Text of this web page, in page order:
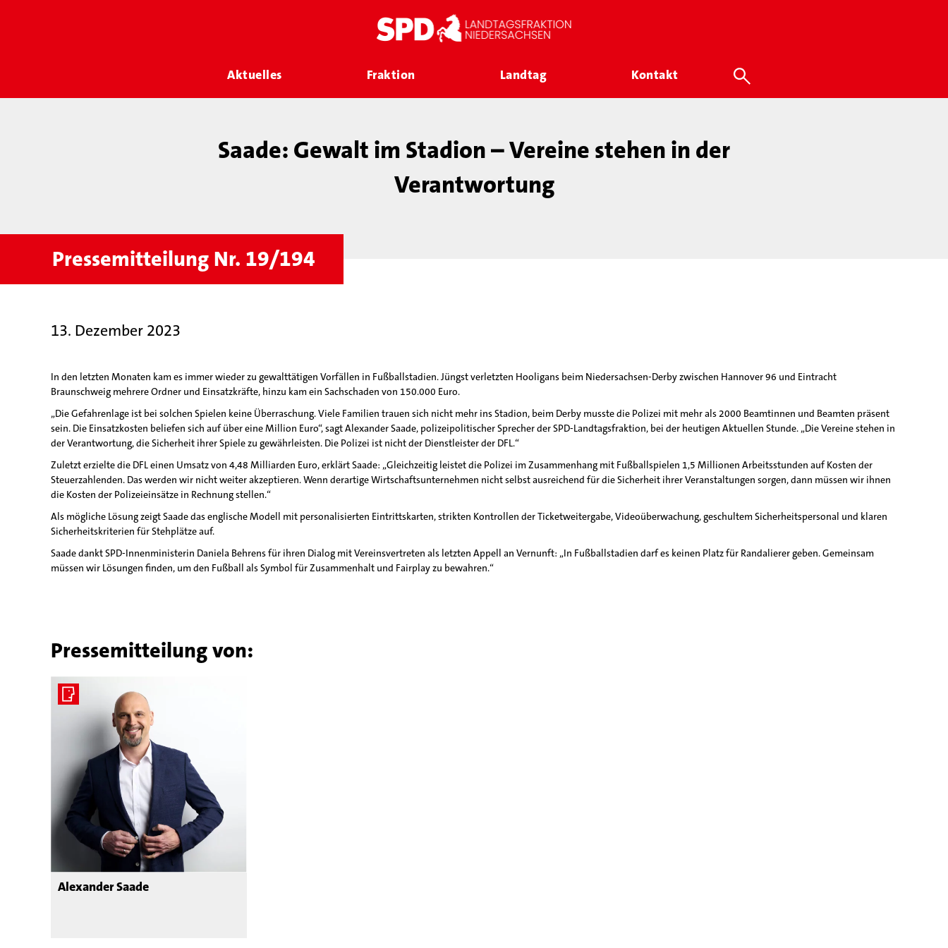
Aktuelles Fraktion Landtag Kontakt
Saade: Gewalt im Stadion – Vereine stehen in der
Verantwortung
Pressemitteilung Nr. 19/194
13. Dezember 2023
In den letzten Monaten kam es immer wieder zu gewalttätigen Vorfällen in Fußballstadien. Jüngst verletzten Hooligans beim Niedersachsen-Derby zwischen Hannover 96 und Eintracht
Braunschweig mehrere Ordner und Einsatzkräfte, hinzu kam ein Sachschaden von 150.000 Euro.
„Die Gefahrenlage ist bei solchen Spielen keine Überraschung. Viele Familien trauen sich nicht mehr ins Stadion, beim Derby musste die Polizei mit mehr als 2000 Beamtinnen und Beamten präsent
sein. Die Einsatzkosten beliefen sich auf über eine Million Euro“, sagt Alexander Saade, polizeipolitischer Sprecher der SPD-Landtagsfraktion, bei der heutigen Aktuellen Stunde. „Die Vereine stehen in
der Verantwortung, die Sicherheit ihrer Spiele zu gewährleisten. Die Polizei ist nicht der Dienstleister der DFL.“
Zuletzt erzielte die DFL einen Umsatz von 4,48 Milliarden Euro, erklärt Saade: „Gleichzeitig leistet die Polizei im Zusammenhang mit Fußballspielen 1,5 Millionen Arbeitsstunden auf Kosten der
Steuerzahlenden. Das werden wir nicht weiter akzeptieren. Wenn derartige Wirtschaftsunternehmen nicht selbst ausreichend für die Sicherheit ihrer Veranstaltungen sorgen, dann müssen wir ihnen
die Kosten der Polizeieinsätze in Rechnung stellen.“
Als mögliche Lösung zeigt Saade das englische Modell mit personalisierten Eintrittskarten, strikten Kontrollen der Ticketweitergabe, Videoüberwachung, geschultem Sicherheitspersonal und klaren
Sicherheitskriterien für Stehplätze auf.
Saade dankt SPD-Innenministerin Daniela Behrens für ihren Dialog mit Vereinsvertreten als letzten Appell an Vernunft: „In Fußballstadien darf es keinen Platz für Randalierer geben. Gemeinsam
müssen wir Lösungen finden, um den Fußball als Symbol für Zusammenhalt und Fairplay zu bewahren.“
Pressemitteilung von:
Alexander Saade